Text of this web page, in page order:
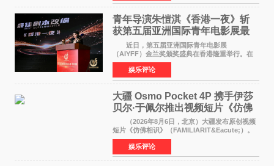
式回应。 Th
青年导演朱愷淇《香港一夜》斩
获第五届亚洲国际青年电影展最
佳剧本改编奖
近日，第五届亚洲国际青年电影展
（AIYFF）金兰奖颁奖盛典在香港隆重举行。在
这场汇聚数百位海内外电影人、文化界人士及媒
体代表的亚洲青年影视盛会上，香港本土电影
《香港一夜》（Dawn in Ho
娱乐评论
大疆 Osmo Pocket 4P 携手伊莎
贝尔·于佩尔推出视频短片《仿佛
相识》
（2026年8月6日，北京）大疆发布原创视频
短片《仿佛相识》（FAMILIARIT&Eacute;）。
视频短片由戛纳国际电影节最佳女演员伊莎贝尔·
于佩尔（Isabelle Huppert）主演，全程使用大
疆首款双主摄口
娱乐评论